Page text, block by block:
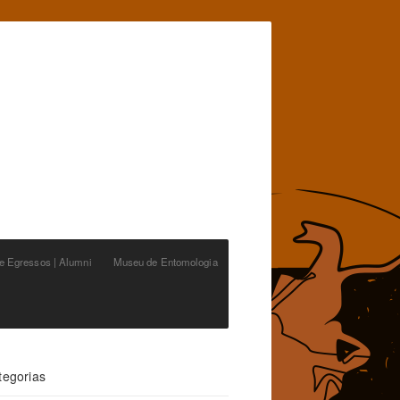
Egressos | Alumni Museu de Entomologia